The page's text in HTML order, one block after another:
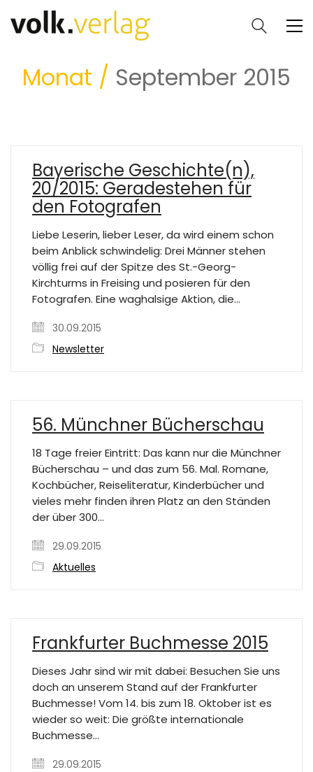
Monat / September 2015
Bayerische Geschichte(n),
20/2015: Geradestehen für
den Fotografen
Liebe Leserin, lieber Leser, da wird einem schon
beim Anblick schwindelig: Drei Männer stehen
völlig frei auf der Spitze des St.-Georg-
Kirchturms in Freising und posieren für den
Fotografen. Eine waghalsige Aktion, die…
30.09.2015
Newsletter
56. Münchner Bücherschau
18 Tage freier Eintritt: Das kann nur die Münchner
Bücherschau – und das zum 56. Mal. Romane,
Kochbücher, Reiseliteratur, Kinderbücher und
vieles mehr finden ihren Platz an den Ständen
der über 300…
29.09.2015
Aktuelles
Frankfurter Buchmesse 2015
Dieses Jahr sind wir mit dabei: Besuchen Sie uns
doch an unserem Stand auf der Frankfurter
Buchmesse! Vom 14. bis zum 18. Oktober ist es
wieder so weit: Die größte internationale
Buchmesse…
29.09.2015